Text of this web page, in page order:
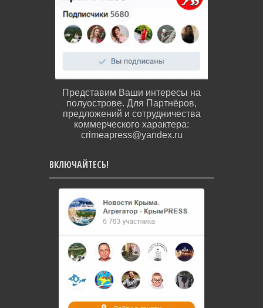
Представим Ваши интересы на
полуострове. Для Партнёров,
предложений и сотрудничества
коммерческого характера:
crimeapress@yandex.ru
ВКЛЮЧАЙТЕСЬ!